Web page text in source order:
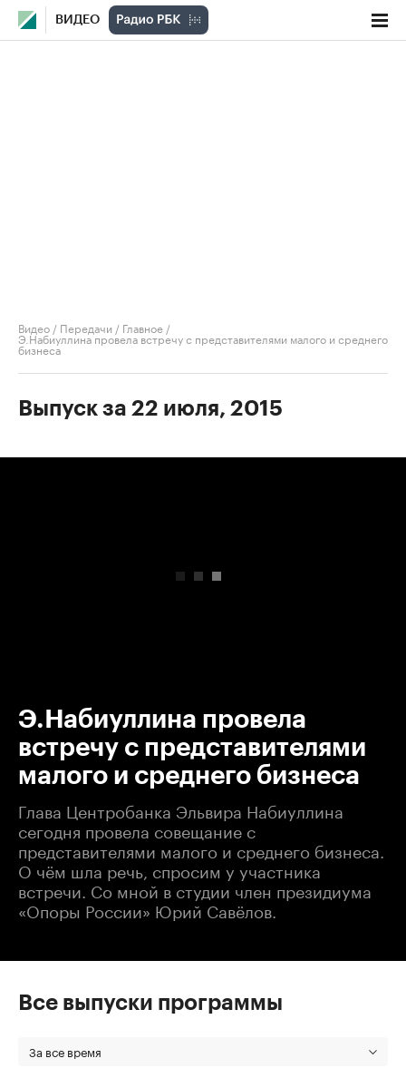
ВИДЕО
Видео / Передачи / Главное /
Э.Набиуллина провела встречу с представителями малого и среднего
бизнеса
Выпуск за 22 июля, 2015
Э.Набиуллина провела
встречу с представителями
малого и среднего бизнеса
Глава Центробанка Эльвира Набиуллина
сегодня провела совещание с
представителями малого и среднего бизнеса.
О чём шла речь, спросим у участника
встречи. Со мной в студии член президиума
«Опоры России» Юрий Савёлов.
Все выпуски программы
За все время